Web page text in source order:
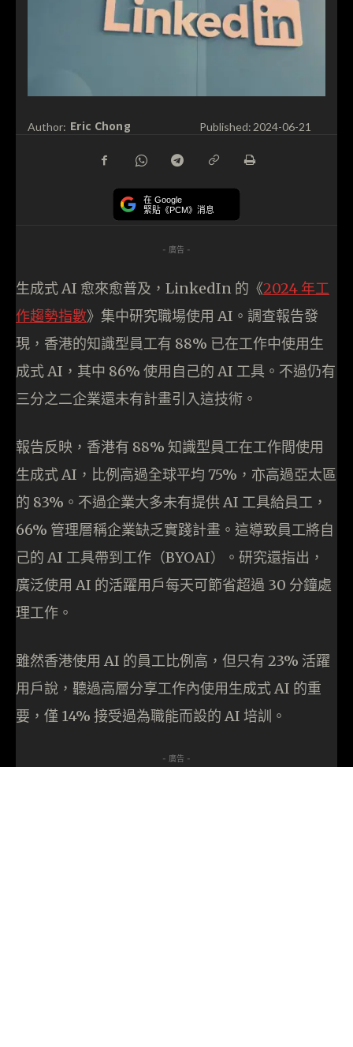
Author: Eric Chong Published: 2024-06-21
在 Google
緊貼《PCM》消息
- 廣告 -
生成式 AI 愈來愈普及，LinkedIn 的《2024 年工
作趨勢指數》集中研究職場使用 AI。調查報告發
現，香港的知識型員工有 88% 已在工作中使用生
成式 AI，其中 86% 使用自己的 AI 工具。不過仍有
三分之二企業還未有計畫引入這技術。
報告反映，香港有 88% 知識型員工在工作間使用
生成式 AI，比例高過全球平均 75%，亦高過亞太區
的 83%。不過企業大多未有提供 AI 工具給員工，
66% 管理層稱企業缺乏實踐計畫。這導致員工將自
己的 AI 工具帶到工作（BYOAI）。研究還指出，
廣泛使用 AI 的活躍用戶每天可節省超過 30 分鐘處
理工作。
雖然香港使用 AI 的員工比例高，但只有 23% 活躍
用戶說，聽過高層分享工作內使用生成式 AI 的重
要，僅 14% 接受過為職能而設的 AI 培訓。
- 廣告 -